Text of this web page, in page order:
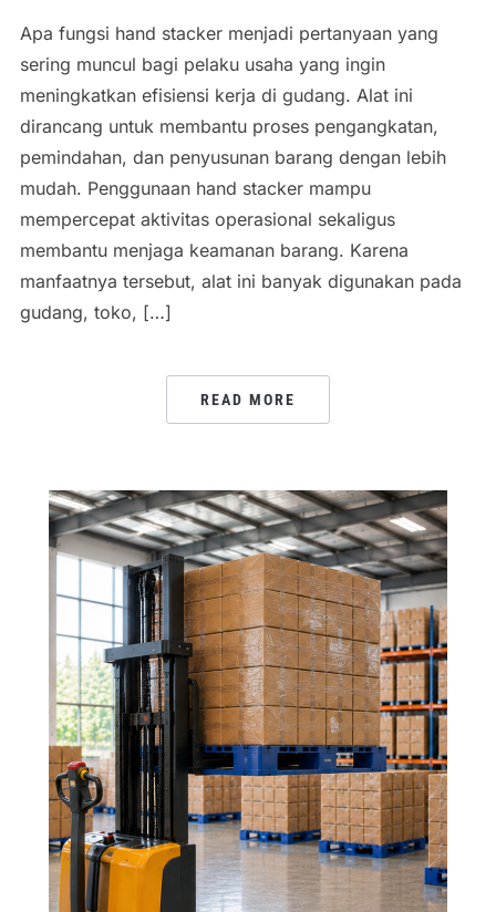
Apa fungsi hand stacker menjadi pertanyaan yang
sering muncul bagi pelaku usaha yang ingin
meningkatkan efisiensi kerja di gudang. Alat ini
dirancang untuk membantu proses pengangkatan,
pemindahan, dan penyusunan barang dengan lebih
mudah. Penggunaan hand stacker mampu
mempercepat aktivitas operasional sekaligus
membantu menjaga keamanan barang. Karena
manfaatnya tersebut, alat ini banyak digunakan pada
gudang, toko, […]
READ MORE